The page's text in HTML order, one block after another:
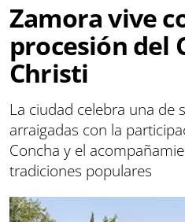
Zamora vive
procesión del
Christi
La ciudad celebra una de
arraigadas con la
Concha y el
tradiciones populares